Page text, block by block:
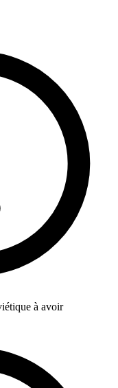
à avoir